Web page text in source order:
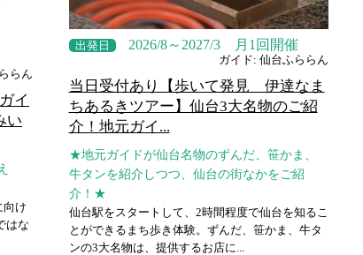
らん
イ
い
向け
はな
出発日 2026/8～2027/3 月1回開催
ガイド: 仙台ふららん
当日受付あり【歩いて発見 伊達なま
ちあるきツアー】仙台3大名物のご紹
介！地元ガイ...
★地元ガイドが仙台名物のずんだ、笹かま、
牛タンを紹介しつつ、仙台の街なかをご紹
介！★
仙台駅をスタートして、2時間程度で仙台を知るこ
とができるまち歩き体験。ずんだ、笹かま、牛タ
ンの3大名物は、提供するお店に...